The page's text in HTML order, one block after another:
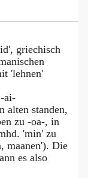
griechisch
'lehnen'
ai-
alten standen,
zu -oa-, in
'min' zu
maanen'). Die
es also